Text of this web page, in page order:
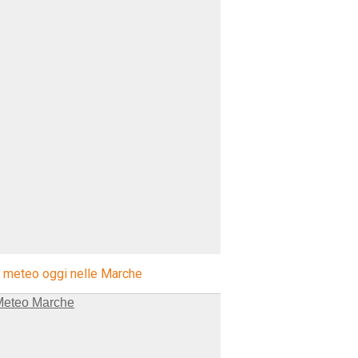
meteo oggi nelle Marche